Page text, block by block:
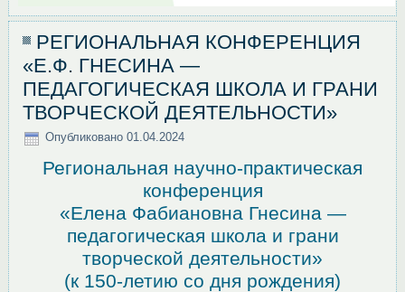
РЕГИОНАЛЬНАЯ КОНФЕРЕНЦИЯ
«Е.Ф. ГНЕСИНА —
ПЕДАГОГИЧЕСКАЯ ШКОЛА И ГРАНИ
ТВОРЧЕСКОЙ ДЕЯТЕЛЬНОСТИ»
Опубликовано 01.04.2024
Региональная научно-практическая
конференция
«Елена Фабиановна Гнесина —
педагогическая школа и грани
творческой деятельности»
(к 150-летию со дня рождения)